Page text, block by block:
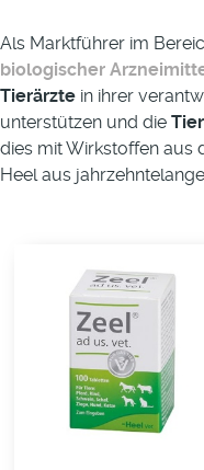
Als Marktführer im
biologischer
Tierärzte in ihrer
unterstützen und die
dies mit Wirkstoffen aus
Heel aus